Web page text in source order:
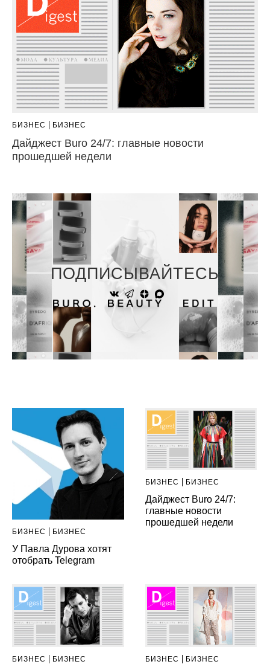
БИЗНЕС БИЗНЕС
Дайджест Buro 24/7: главные новости
прошедшей недели
ПОДПИСЫВАЙТЕСЬ
БИЗНЕС БИЗНЕС
У Павла Дурова хотят
отобрать Telegram
БИЗНЕС БИЗНЕС
Дайджест Buro 24/7:
главные новости
прошедшей недели
БИЗНЕС БИЗНЕС БИЗНЕС БИЗНЕС